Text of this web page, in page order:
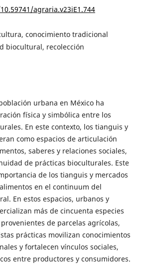
agraria.v23iE1.744
conocimiento tradicional
biocultural, recolección
urbana en México ha
física y simbólica entre los
En este contexto, los tianguis y
como espacios de articulación
saberes y relaciones sociales,
de prácticas bioculturales. Este
de los tianguis y mercados
en el continuum del
En estos espacios, urbanos y
más de cincuenta especies
de parcelas agrícolas,
prácticas movilizan conocimientos
y fortalecen vínculos sociales,
entre productores y consumidores.